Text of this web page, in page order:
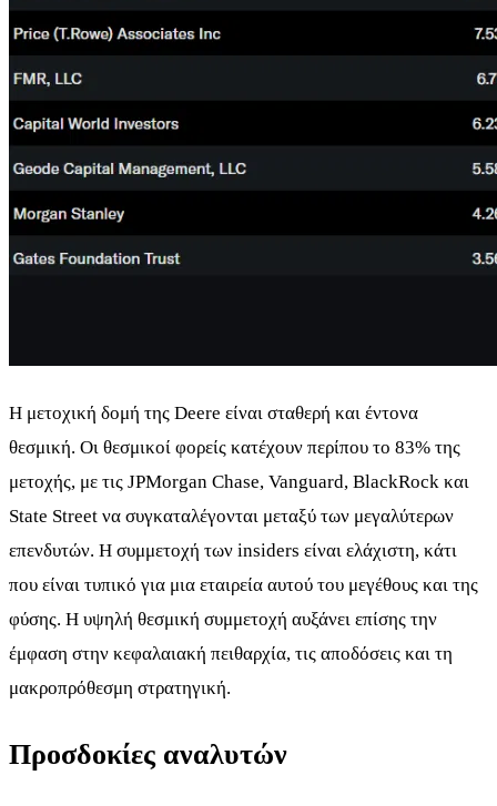
Η μετοχική δομή της Deere είναι σταθερή και έντονα
θεσμική. Οι θεσμικοί φορείς κατέχουν περίπου το 83% της
μετοχής, με τις JPMorgan Chase, Vanguard, BlackRock και
State Street να συγκαταλέγονται μεταξύ των μεγαλύτερων
επενδυτών. Η συμμετοχή των insiders είναι ελάχιστη, κάτι
που είναι τυπικό για μια εταιρεία αυτού του μεγέθους και της
φύσης. Η υψηλή θεσμική συμμετοχή αυξάνει επίσης την
έμφαση στην κεφαλαιακή πειθαρχία, τις αποδόσεις και τη
μακροπρόθεσμη στρατηγική.
Προσδοκίες αναλυτών